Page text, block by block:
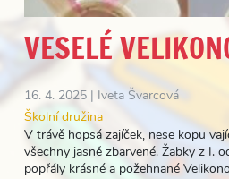
VESELÉ
16. 4. 2025 | Iveta Švarcová
Školní družina
V trávě hopsá zajíček, nese kopu
všechny jasně zbarvené. Žabky z I.
popřály krásné a požehnané